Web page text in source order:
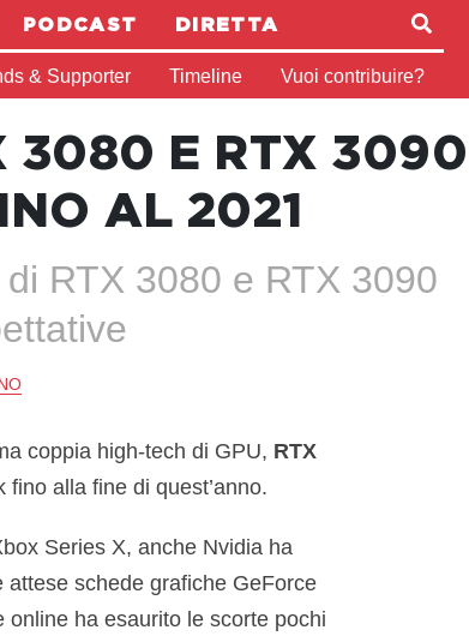
PODCAST DIRETTA
& Supporter Timeline Vuoi contribuire?
3080 E RTX 3090
AL 2021
RTX 3080 e RTX 3090
coppia high-tech di GPU, RTX
alla fine di quest’anno.
Series X, anche Nvidia ha
schede grafiche GeForce
ha esaurito le scorte pochi